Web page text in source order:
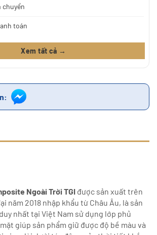
chuyển
toán
Xem tất cả →
Ngoài Trời TGI được sản xuất trên
năm 2018 nhập khẩu từ Châu Âu, là sản
nhất tại Việt Nam sử dụng lớp phủ
giúp sản phẩm giữ được độ bề màu và